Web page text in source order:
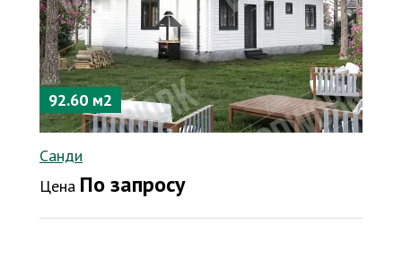
92.60 м2
Санди
Цена По запросу